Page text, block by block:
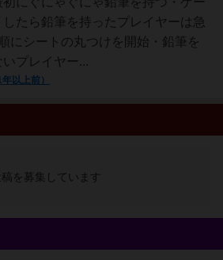
したら鉛筆を持ったプレイヤーは急
にシートの丸つけを開始・鉛筆を
プレイヤー...
以上前）
を募集しています